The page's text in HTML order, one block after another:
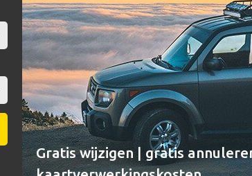
Gratis wijzigen | gratis